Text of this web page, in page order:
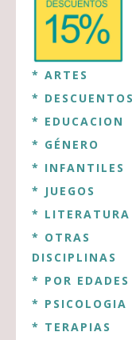
* ARTES
* DESCUENTOS
* EDUCACION
* GÉNERO
* INFANTILES
* JUEGOS
* LITERATURA
* OTRAS
DISCIPLINAS
* POR EDADES
* PSICOLOGIA
* TERAPIAS